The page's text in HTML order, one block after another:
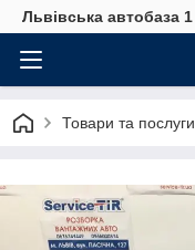
Львівська автобаза 1
Товари та послуги